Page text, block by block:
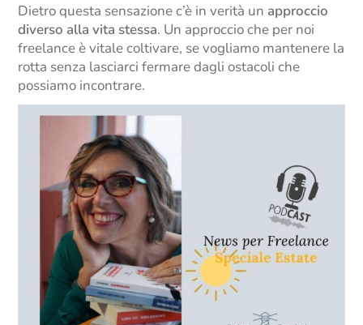
Dietro questa sensazione c’è in verità un approccio
diverso alla vita stessa. Un approccio che per noi
freelance è vitale coltivare, se vogliamo mantenere la
rotta senza lasciarci fermare dagli ostacoli che
possiamo incontrare.